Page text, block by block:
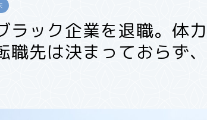
ラック企業を退職。体
職先は決まっておらず